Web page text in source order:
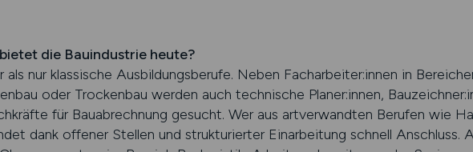
die Bauindustrie heute?
nur klassische Ausbildungsberufe. Neben Facharbeiter:innen in
oder Trockenbau werden auch technische Planer:innen,
für Bauabrechnung gesucht. Wer aus artverwandten Berufen wie
dank offener Stellen und strukturierter Einarbeitung schnell Anschluss.